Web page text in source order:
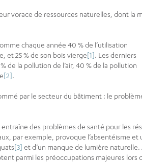
vorace de ressources naturelles, dont la
chaque année 40 % de l’utilisation
et 25 % de son bois vierge[1]. Les derniers
de la pollution de l’air, 40 % de la pollution
[2].
par le secteur du bâtiment : le
des problèmes de santé pour les
par exemple, provoque l’absentéisme
[3] et d’un manque de lumière naturelle.
parmi les préoccupations majeures lors